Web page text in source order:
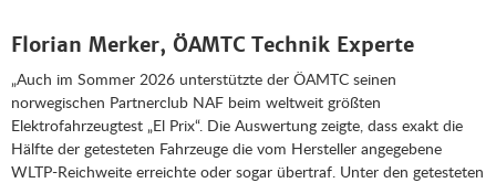
Florian Merker, ÖAMTC Technik Experte
„Auch im Sommer 2026 unterstützte der ÖAMTC seinen
norwegischen Partnerclub NAF beim weltweit größten
Elektrofahrzeugtest „El Prix“. Die Auswertung zeigte, dass exakt die
Hälfte der getesteten Fahrzeuge die vom Hersteller angegebene
WLTP-Reichweite erreichte oder sogar übertraf. Unter den getesteten